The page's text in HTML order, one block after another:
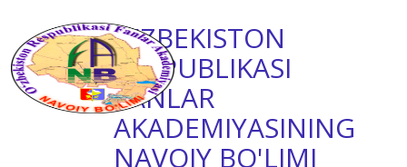
O'ZBEKISTON
RESPUBLIKASI
FANLAR
AKADEMIYASINING
NAVOIY BO'LIMI